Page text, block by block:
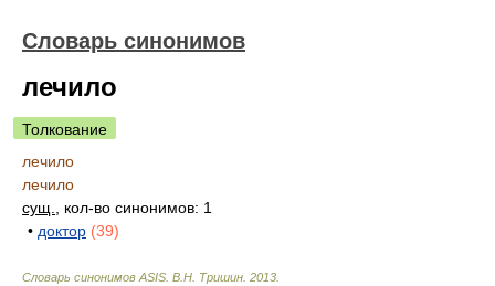
Словарь синонимов
лечило
Толкование
лечило
лечило
сущ.
, кол-во синонимов: 1
• доктор (39)
Словарь синонимов ASIS. В.Н. Тришин 2013